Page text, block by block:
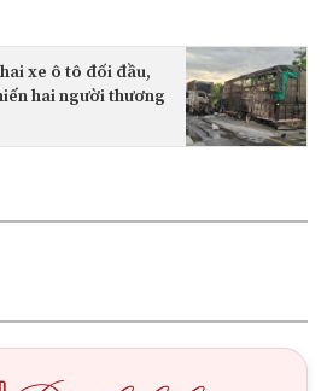
xe ô tô đối đầu,
hai người thương